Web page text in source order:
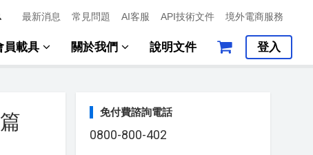
最新消息 常見問題 AI客服 API技術文件 境外電商服務
員載具 關於我們 說明文件 登入
免付費諮詢電話
0800-800-402